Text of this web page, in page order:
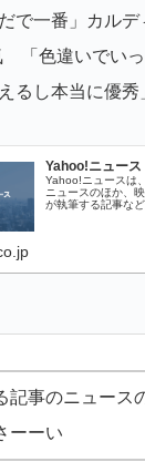
で一番」カル
「色違いでいっ
るし本当に優秀
Yahoo!ニュース
Yahoo!ニュースは
ニュースのほか、
が執筆する記事な
記事のニュース
ーーい